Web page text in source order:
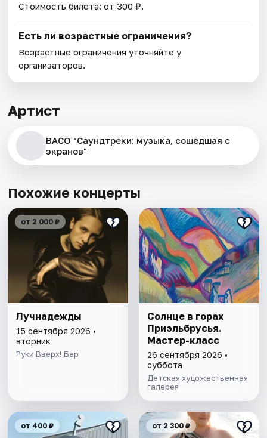
Стоимость билета: от 300 ₽.
Есть ли возрастные ограничения?
Возрастные ограничения уточняйте у
организаторов.
Артист
ВАСО "Саундтреки: музыка, сошедшая с
экранов"
Похожие концерты
от 2 000 ₽
Лучнадежды
15 сентября 2026 •
вторник
Руки Вверх! Бар
Солнце в горах
Приэльбрусья.
Мастер-класс
26 сентября 2026 •
суббота
Детская художественная
галерея
от 400 ₽ от 2 300 ₽